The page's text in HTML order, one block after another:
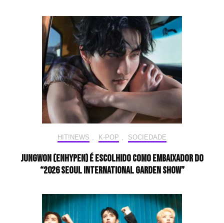
HIT!NEWS , K-POP , SOCIEDADE
JUNGWON (ENHYPEN) é escolhido como embaixador do
“2026 Seoul International Garden Show”